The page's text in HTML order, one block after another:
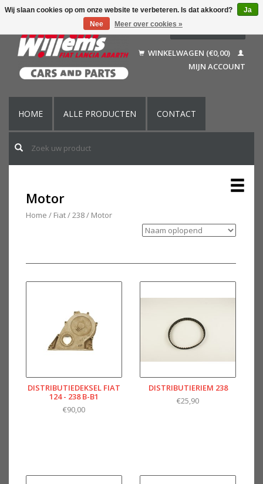
Français
English (US)
WINKELWAGEN (€0,00)
MIJN ACCOUNT
HOME ALLE PRODUCTEN CONTACT
Motor
Home / Fiat/238/ Motor
DISTRIBUTIEDEKSEL FIAT
124 - 238 B-B1
€90,00
DISTRIBUTIERIEM 238
€25,90
Wij slaan cookies op om onze website te verbeteren. Is dat akkoord?
Ja
Nee
Meer over cookies »